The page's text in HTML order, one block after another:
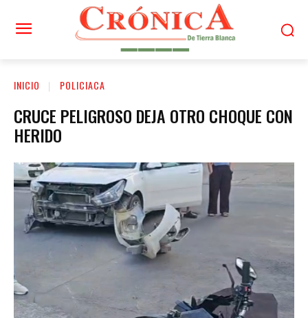
INICIO POLICIACA
CRUCE PELIGROSO DEJA OTRO CHOQUE CON
HERIDO